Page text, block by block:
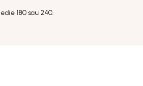
180 sau 240.